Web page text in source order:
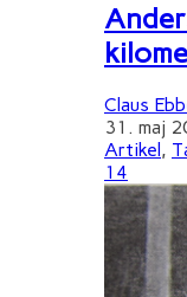
Claus
31. maj
Artikel ,
14